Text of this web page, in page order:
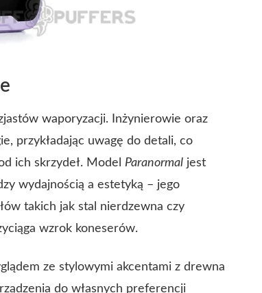
waporyzacji. Inżynierowie oraz
przykładając uwagę do detali, co
ich skrzydeł. Model Paranormal jest
wydajnością a estetyką – jego
takich jak stal nierdzewna czy
wzrok koneserów.
ze stylowymi akcentami z drewna
do własnych preferencji